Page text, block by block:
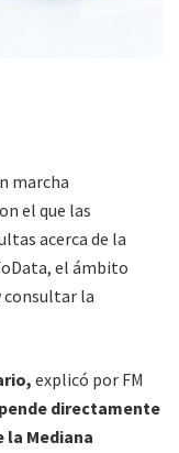
marcha
el que las
acerca de la
el ámbito
consultar la
explicó por FM
directamente
la Mediana